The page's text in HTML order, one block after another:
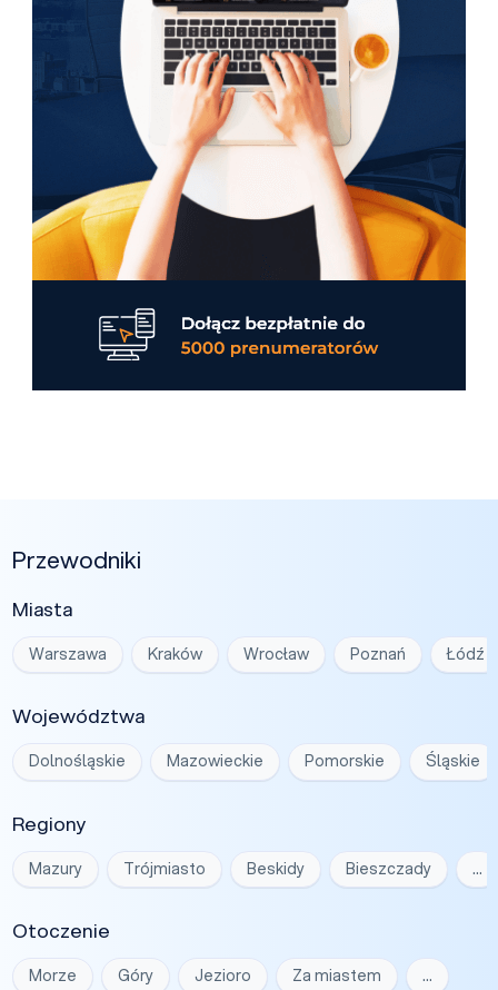
Przewodniki
Miasta
Warszawa Kraków Wrocław Poznań Łódź
Województwa
Dolnośląskie Mazowieckie Pomorskie Śląskie
Regiony
Mazury Trójmiasto Beskidy Bieszczady …
Otoczenie
Morze Góry Jezioro Za miastem …